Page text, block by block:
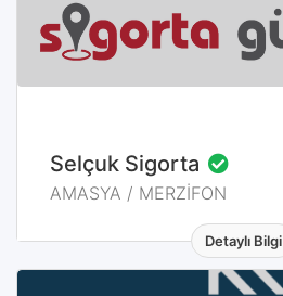
Detaylı Bilgi
Selçuk Sigorta
AMASYA / MERZİFON